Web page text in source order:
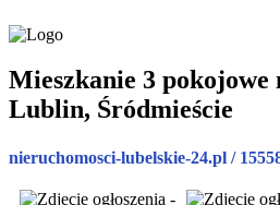
Mieszkanie 3 pokojowe
Lublin, Śródmieście
nieruchomosci-lubelskie-24.pl /